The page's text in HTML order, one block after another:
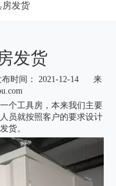
房发货
发货
间： 2021-12-14 来
个工具房，本来我们主要
员就按照客户的要求设计
货。